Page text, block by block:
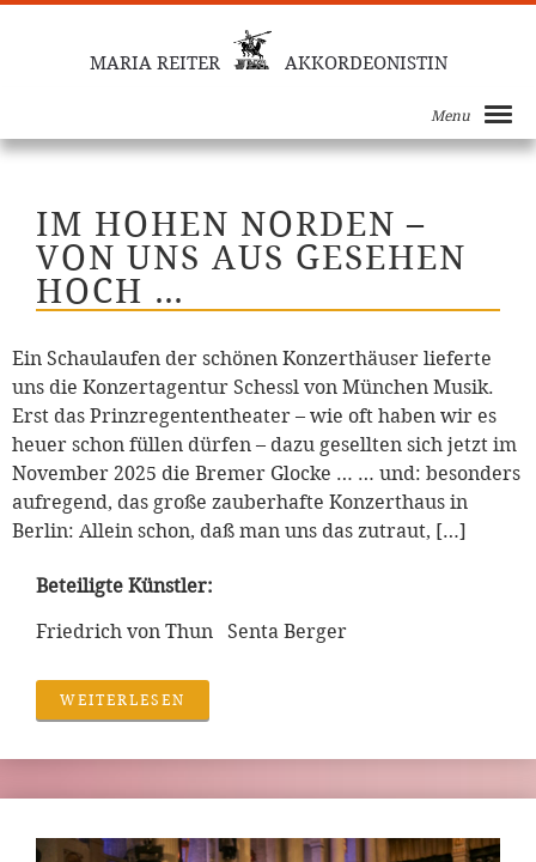
MARIA REITER AKKORDEONISTIN
Menu
IM HOHEN NORDEN –
VON UNS AUS GESEHEN
HOCH …
Ein Schaulaufen der schönen Konzerthäuser lieferte
uns die Konzertagentur Schessl von München Musik.
Erst das Prinzregententheater – wie oft haben wir es
heuer schon füllen dürfen – dazu gesellten sich jetzt im
November 2025 die Bremer Glocke … … und: besonders
aufregend, das große zauberhafte Konzerthaus in
Berlin: Allein schon, daß man uns das zutraut, […]
Beteiligte Künstler:
Friedrich von Thun Senta Berger
WEITERLESEN